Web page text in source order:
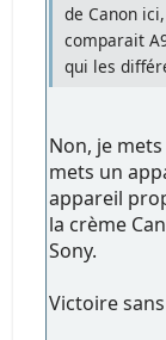
de Canon
comparait
qui les
Non, je
mets un
appareil
la crème
Sony.
Victoire